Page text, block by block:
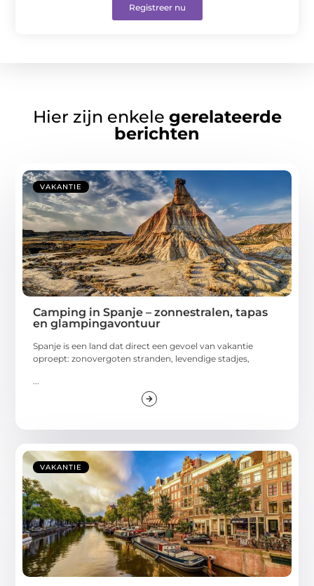
Registreer nu
Hier zijn enkele gerelateerde
berichten
VAKANTIE
Camping in Spanje – zonnestralen, tapas
en glampingavontuur
Spanje is een land dat direct een gevoel van vakantie
oproept: zonovergoten stranden, levendige stadjes,
VAKANTIE